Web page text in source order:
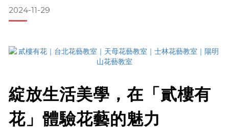
.(圖＆文｜Ｍaison Rouge 團隊製作，未經許可禁止轉載)
✦ 餐廳設計與文化氛圍 ✦
走進「雋GEN」，首先映入眼簾的是挑高、明亮的室內大廳，
跡，將美的精神蘊藏於內，猶如細火慢燉，用心才能釋放精
華，與餐廳理念與料理相互呼應，展現出
2024-11-29
綻放生活美學，在「貳樓有
花」體驗花藝的魅力